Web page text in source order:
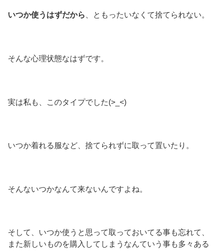
いつか使うはずだから 、ともったいなくて捨てられない。
そんな心理状態なはずです。
実は私も、このタイプでした(>_<)
いつか着れる服など、捨てられずに取って置いたり。
そんないつかなんて来ないんですよね。
そして、いつか使うと思って取っておいてる事も忘れて、
また新しいものを購入してしまうなんていう事も多々ある